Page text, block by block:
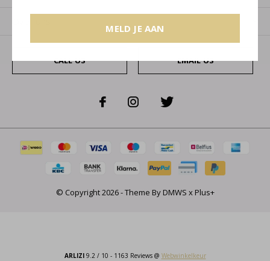
MELD JE AAN
CALL US EMAIL US
© Copyright2026- Theme ByDMWS xPlus+
ARLIZI9.2/ 10 - 1163 Reviews @ Webwinkelkeur